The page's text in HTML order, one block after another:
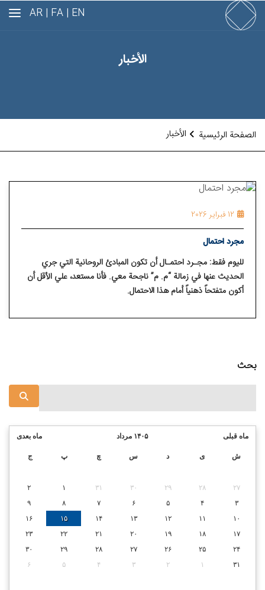
EN |
FA |
AR
الأخبار
الصفحة الرئيسية الأخبار
12 فبراير 2026
مجرد احتمال
لليوم فقط: مجـرد احتمـال أن تكون المبادئ الروحانية التي جري
الحديث عنها في زمالة “م. م” ناجحة معي. فأنا مستعد، علي الأقل أن
أكون متفتحاً ذهنياً أمام هذا الاحتمال.
بحث
ماه بعدی ۱۴۰۵ مرداد ماه قبلی
ش ی د س چ پ ج
۲۷ ۲۸ ۲۹ ۳۰ ۳۱ ۱
۲
۳
۴ ۵ ۶ ۷ ۸
۹
۱۰
۱۱ ۱۲ ۱۳ ۱۴ ۱۵
۱۶
۱۷
۱۸ ۱۹ ۲۰ ۲۱ ۲۲
۲۳
۲۴
۲۵ ۲۶ ۲۷ ۲۸ ۲۹
۳۰
۳۱
۱ ۲ ۳ ۴ ۵ ۶